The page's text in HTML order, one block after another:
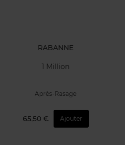
RABANNE
1 Million
Après-Rasage
65,50 € Ajouter